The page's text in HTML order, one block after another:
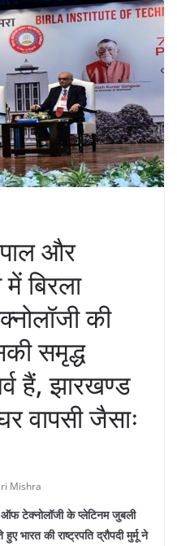
और
बिरला
की
समृद्ध
हैं, झारखण्ड
वापसी जैसाः
Mishra
ऑफ टेक्नोलॉजी के प्लेटिनम जुबली
भारत की राष्ट्रपति द्रौपदी मुर्मू ने